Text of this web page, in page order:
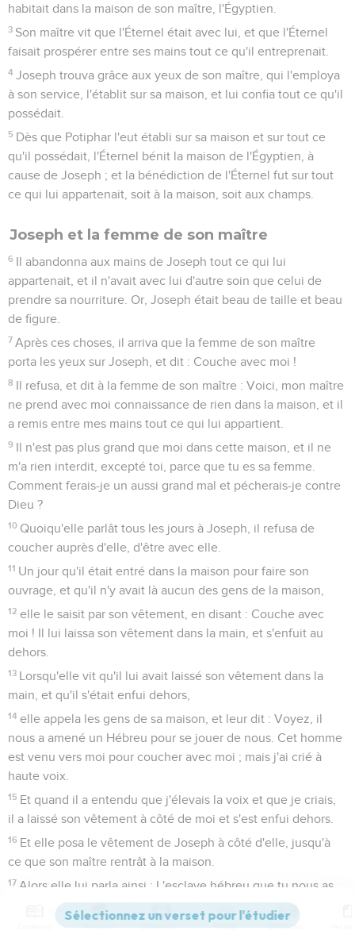
habitait dans la maison de son maître, l'Égyptien.
3 Son maître vit que l'Éternel était avec lui, et que l'Éternel
faisait prospérer entre ses mains tout ce qu'il entreprenait.
4 Joseph trouva grâce aux yeux de son maître, qui l'employa
à son service, l'établit sur sa maison, et lui confia tout ce qu'il
possédait.
5 Dès que Potiphar l'eut établi sur sa maison et sur tout ce
qu'il possédait, l'Éternel bénit la maison de l'Égyptien, à
cause de Joseph ; et la bénédiction de l'Éternel fut sur tout
ce qui lui appartenait, soit à la maison, soit aux champs.
Joseph et la femme de son maître
6 Il abandonna aux mains de Joseph tout ce qui lui
appartenait, et il n'avait avec lui d'autre soin que celui de
prendre sa nourriture. Or, Joseph était beau de taille et beau
de figure.
7 Après ces choses, il arriva que la femme de son maître
porta les yeux sur Joseph, et dit : Couche avec moi !
8 Il refusa, et dit à la femme de son maître : Voici, mon maître
ne prend avec moi connaissance de rien dans la maison, et il
a remis entre mes mains tout ce qui lui appartient.
9 Il n'est pas plus grand que moi dans cette maison, et il ne
m'a rien interdit, excepté toi, parce que tu es sa femme.
Comment ferais-je un aussi grand mal et pécherais-je contre
Dieu ?
10 Quoiqu'elle parlât tous les jours à Joseph, il refusa de
coucher auprès d'elle, d'être avec elle.
11 Un jour qu'il était entré dans la maison pour faire son
ouvrage, et qu'il n'y avait là aucun des gens de la maison,
12 elle le saisit par son vêtement, en disant : Couche avec
moi ! Il lui laissa son vêtement dans la main, et s'enfuit au
dehors.
13 Lorsqu'elle vit qu'il lui avait laissé son vêtement dans la
main, et qu'il s'était enfui dehors,
14 elle appela les gens de sa maison, et leur dit : Voyez, il
nous a amené un Hébreu pour se jouer de nous. Cet homme
est venu vers moi pour coucher avec moi ; mais j'ai crié à
haute voix.
15 Et quand il a entendu que j'élevais la voix et que je criais,
il a laissé son vêtement à côté de moi et s'est enfui dehors.
16 Et elle posa le vêtement de Joseph à côté d'elle, jusqu'à
ce que son maître rentrât à la maison.
17 Alors elle lui parla ainsi : L'esclave hébreu que tu nous as
amené est venu vers moi pour se jouer de moi.
Et comme j'ai élevé la voix et que j'ai crié, il a laissé son
Versions Commentaires Strong